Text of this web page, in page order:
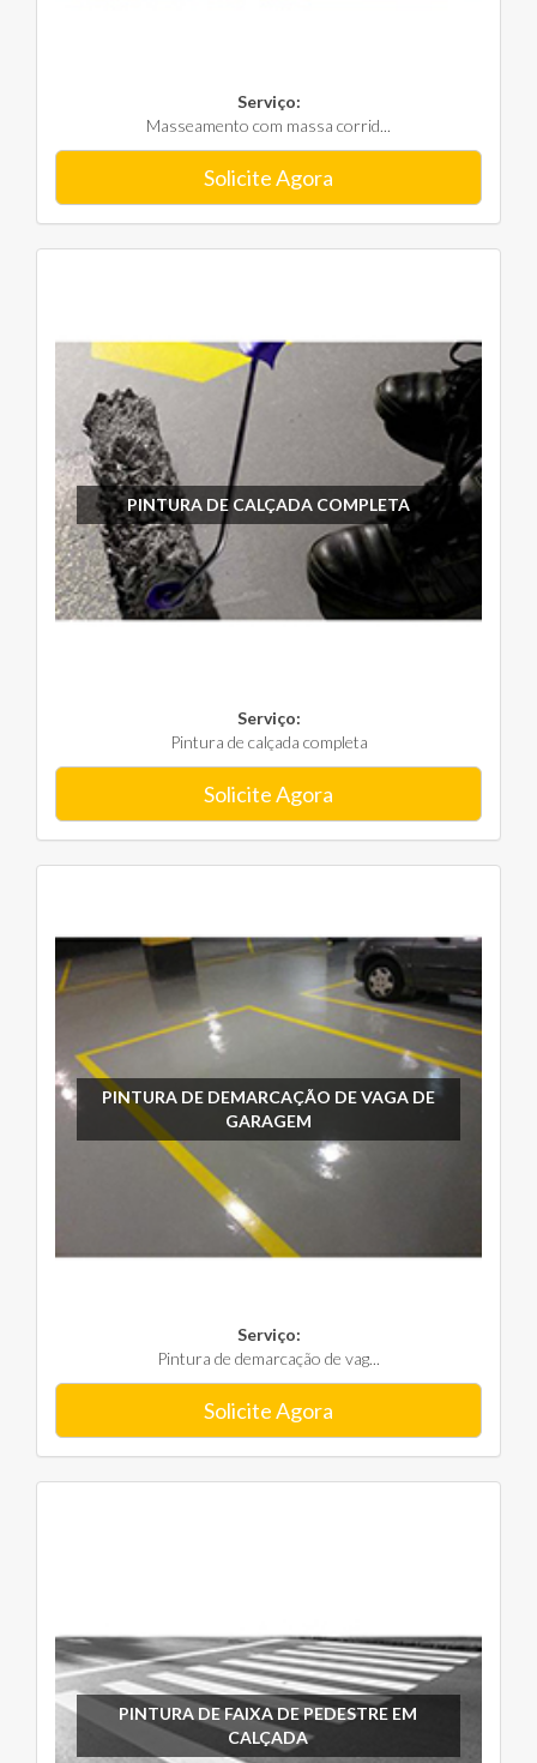
Serviço:
Masseamento com massa corrid...
Solicite Agora
PINTURA DE CALÇADA COMPLETA
Serviço:
Pintura de calçada completa
Solicite Agora
PINTURA DE DEMARCAÇÃO DE VAGA DE
GARAGEM
Serviço:
Pintura de demarcação de vag...
Solicite Agora
PINTURA DE FAIXA DE PEDESTRE EM
CALÇADA